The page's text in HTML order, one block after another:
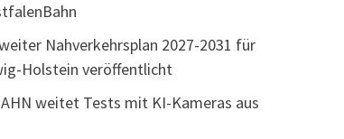
Nahverkehrsplan 2027-2031 für
Holstein veröffentlicht
weitet Tests mit KI-Kameras aus